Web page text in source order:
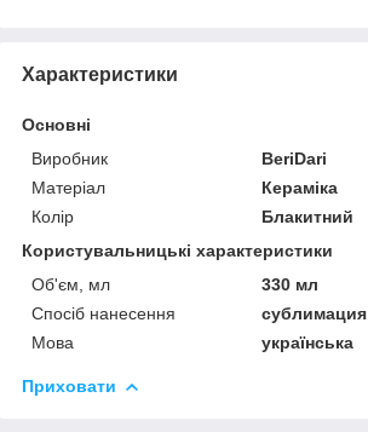
Характеристики
Основні
Виробник
BeriDari
Матеріал
Кераміка
Колір
Блакитний
Користувальницькі характеристики
Об'єм, мл
330 мл
Спосіб нанесення
сублимация
Мова
українська
Приховати